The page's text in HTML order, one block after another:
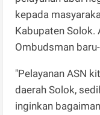
kepada
Kabupaten Solok.
Ombudsman
"Pelayanan ASN
daerah Solok,
inginkan